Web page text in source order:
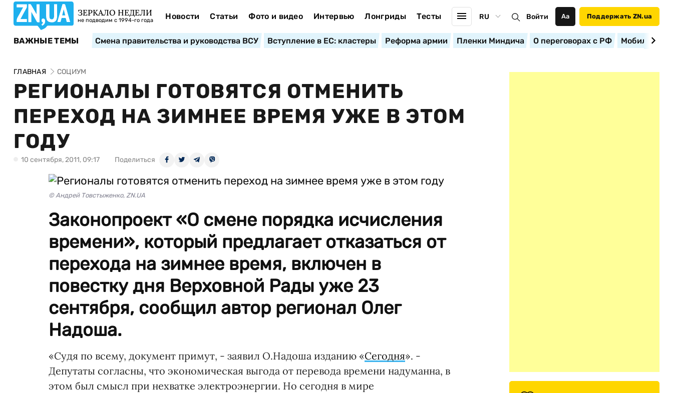
ЗЕРКАЛО НЕДЕЛИ
не подводим с 1994-го года Новости Статьи Фото и видео Интервью Лонгриды Тесты RU Войти Аа Поддержать ZN.ua
ВАЖНЫЕ ТЕМЫ Смена правительства и руководства ВСУ Вступление в ЕС: кластеры Реформа армии Пленки Миндича О переговорах с РФ
ГЛАВНАЯ СОЦИУМ
РЕГИОНАЛЫ ГОТОВЯТСЯ ОТМЕНИТЬ
ПЕРЕХОД НА ЗИМНЕЕ ВРЕМЯ УЖЕ В ЭТОМ
ГОДУ
10 сентября, 2011, 09:17 Поделиться
© Андрей Товстыженко, ZN.UA
Законопроект «О смене порядка исчисления
времени», который предлагает отказаться от
перехода на зимнее время, включен в
повестку дня Верховной Рады уже 23
сентября, сообщил автор регионал Олег
Надоша.
«Судя по всему, документ примут, - заявил О.Надоша изданию «Сегодня». -
Депутаты согласны, что экономическая выгода от перевода времени надуманна, в
этом был смысл при нехватке электроэнергии. Но сегодня в мире